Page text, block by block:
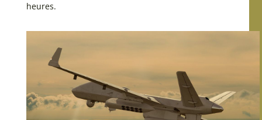
heures.